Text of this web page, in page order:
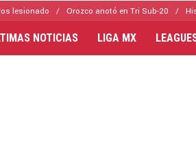
lesionado Orozco anotó en Tri Sub-20
NOTICIAS LIGA MX